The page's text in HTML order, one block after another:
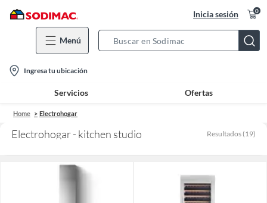
Inicia sesión 0
Menú
Bar
location-
icon
Ingresa tu ubicación
Servicios Ofertas
Home Electrohogar
Electrohogar - kitchen studio Resultados (19)